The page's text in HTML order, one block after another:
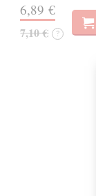
6,89 €
7,10 € ?